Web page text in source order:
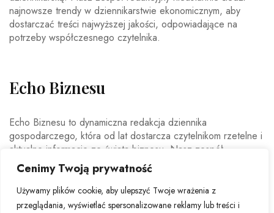
Cenimy Twoją prywatność
Używamy plików cookie, aby ulepszyć Twoje wrażenia z
przeglądania, wyświetlać spersonalizowane reklamy lub treści i
najnowsze trendy w dziennikarstwie ekonomicznym, aby
dostarczać treści najwyższej jakości, odpowiadające na
potrzeby współczesnego czytelnika.
Echo Biznesu
Echo Biznesu to dynamiczna redakcja dziennika
gospodarczego, która od lat dostarcza czytelnikom rzetelne i
aktualne informacje ze świata biznesu. Nasz zespół
doświadczonych dziennikarzy i ekspertów ekonomicznych
codziennie analizuje najważniejsze wydarzenia rynkowe,
trendy gospodarcze oraz decyzje mające wpływ na polską i
światową ekonomię.